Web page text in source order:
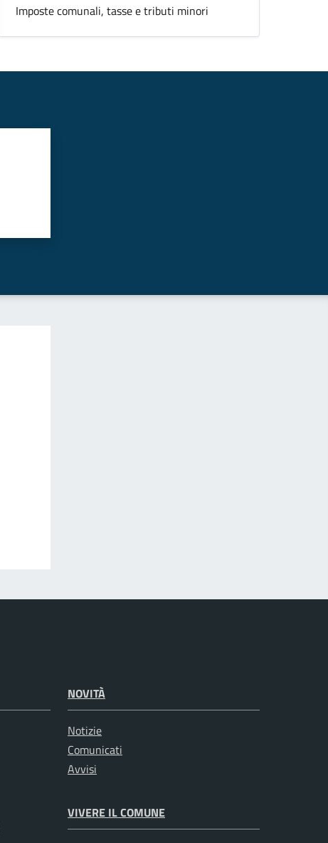
Imposte comunali, tasse e tributi minori
NOVITÀ
Notizie
Comunicati
Avvisi
VIVERE IL COMUNE